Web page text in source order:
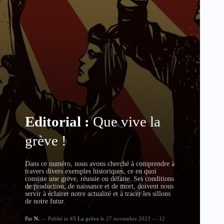
Editorial :Que vive la
grève !
Dans ce numéro, nous avons cherché à comprendre à
travers divers exemples historiques, ce en quoi
consiste une grève, réussie ou défaite. Ses conditions
de production, de naissance et de mort, doivent nous
servir à éclairer notre actualité et à tracer les sillons
de notre futur.
Par N. Publié in #5 La grève le 27 novembre 2023
12